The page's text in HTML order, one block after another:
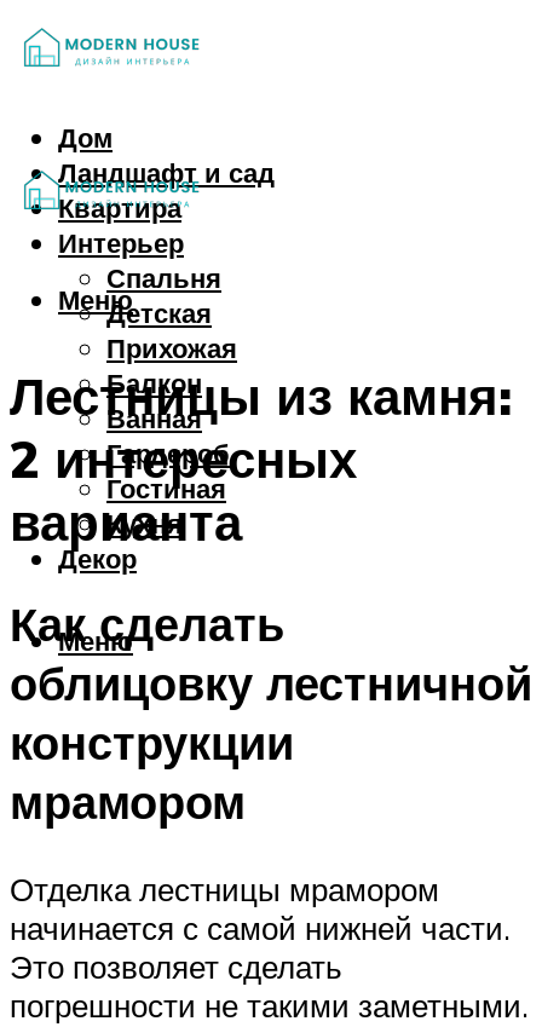
Дом
Ландшафт и сад
Квартира
Интерьер
Спальня
Детская
Прихожая
Балкон
Ванная
Гардероб
Гостиная
Кухня
Декор
Меню
Меню
Лестницы из камня:
2 интересных
варианта
Как сделать
облицовку лестничной
конструкции
мрамором
Отделка лестницы мрамором
начинается с самой нижней части.
Это позволяет сделать
погрешности не такими заметными.